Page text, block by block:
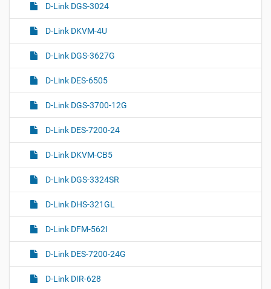
D-Link DGS-3024
D-Link DKVM-4U
D-Link DGS-3627G
D-Link DES-6505
D-Link DGS-3700-12G
D-Link DES-7200-24
D-Link DKVM-CB5
D-Link DGS-3324SR
D-Link DHS-321GL
D-Link DFM-562I
D-Link DES-7200-24G
D-Link DIR-628